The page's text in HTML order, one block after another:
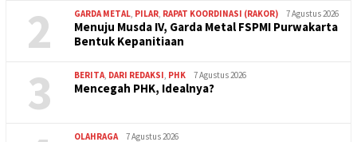
2 GARDA METAL, PILAR, RAPAT KOORDINASI (RAKOR) 7 Agustus 2026
Menuju Musda IV, Garda Metal FSPMI Purwakarta
Bentuk Kepanitiaan
3 BERITA, DARI REDAKSI, PHK 7 Agustus 2026
Mencegah PHK, Idealnya?
OLAHRAGA 7 Agustus 2026